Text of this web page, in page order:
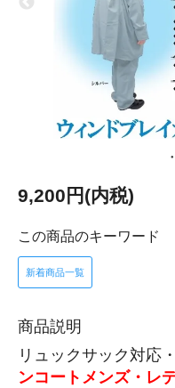
9,200円(内税)
この商品のキーワード
新着商品一覧
商品説明
リュックサック対応
ンコート メンズ・レ